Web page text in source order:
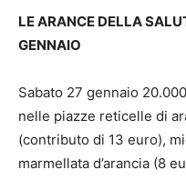
LE ARANCE DELLA
GENNAIO
Sabato 27 gennaio
nelle piazze reticelle di
(contributo di 13 euro),
marmellata d’arancia (8